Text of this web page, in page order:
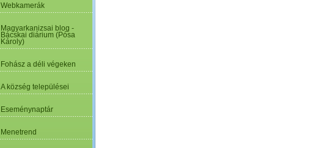
Webkamerák
Magyarkanizsai blog -
Bácskai diárium (Pósa
Károly)
Fohász a déli végeken
A község települései
Eseménynaptár
Menetrend